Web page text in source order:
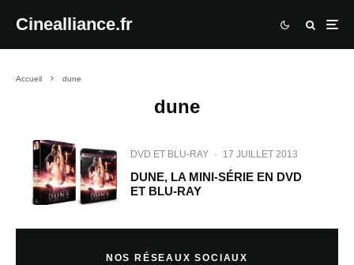
Cinealliance.fr
Accueil dune
dune
DVD ET BLU-RAY · 17 JUILLET 2013
DUNE, LA MINI-SÉRIE EN DVD
ET BLU-RAY
NOS RÉSEAUX SOCIAUX